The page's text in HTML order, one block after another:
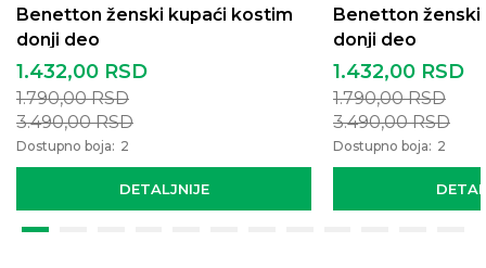
Benetton ženski kupaći kostim
donji deo
DETALJNIJE
1.432,00 RSD
1.790,00RSD
3.490,00RSD
Dostupno boja: 2
Benetton
donji deo
1.432,00 RSD
1.790,00RSD
3.490,00RSD
Dostupno boja: 2